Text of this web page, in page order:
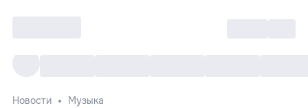
Новости Музыка